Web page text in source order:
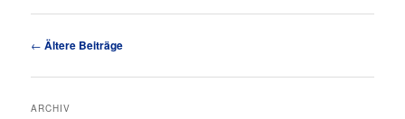
Beitragsnavigation
← Ältere Beiträge
ARCHIV